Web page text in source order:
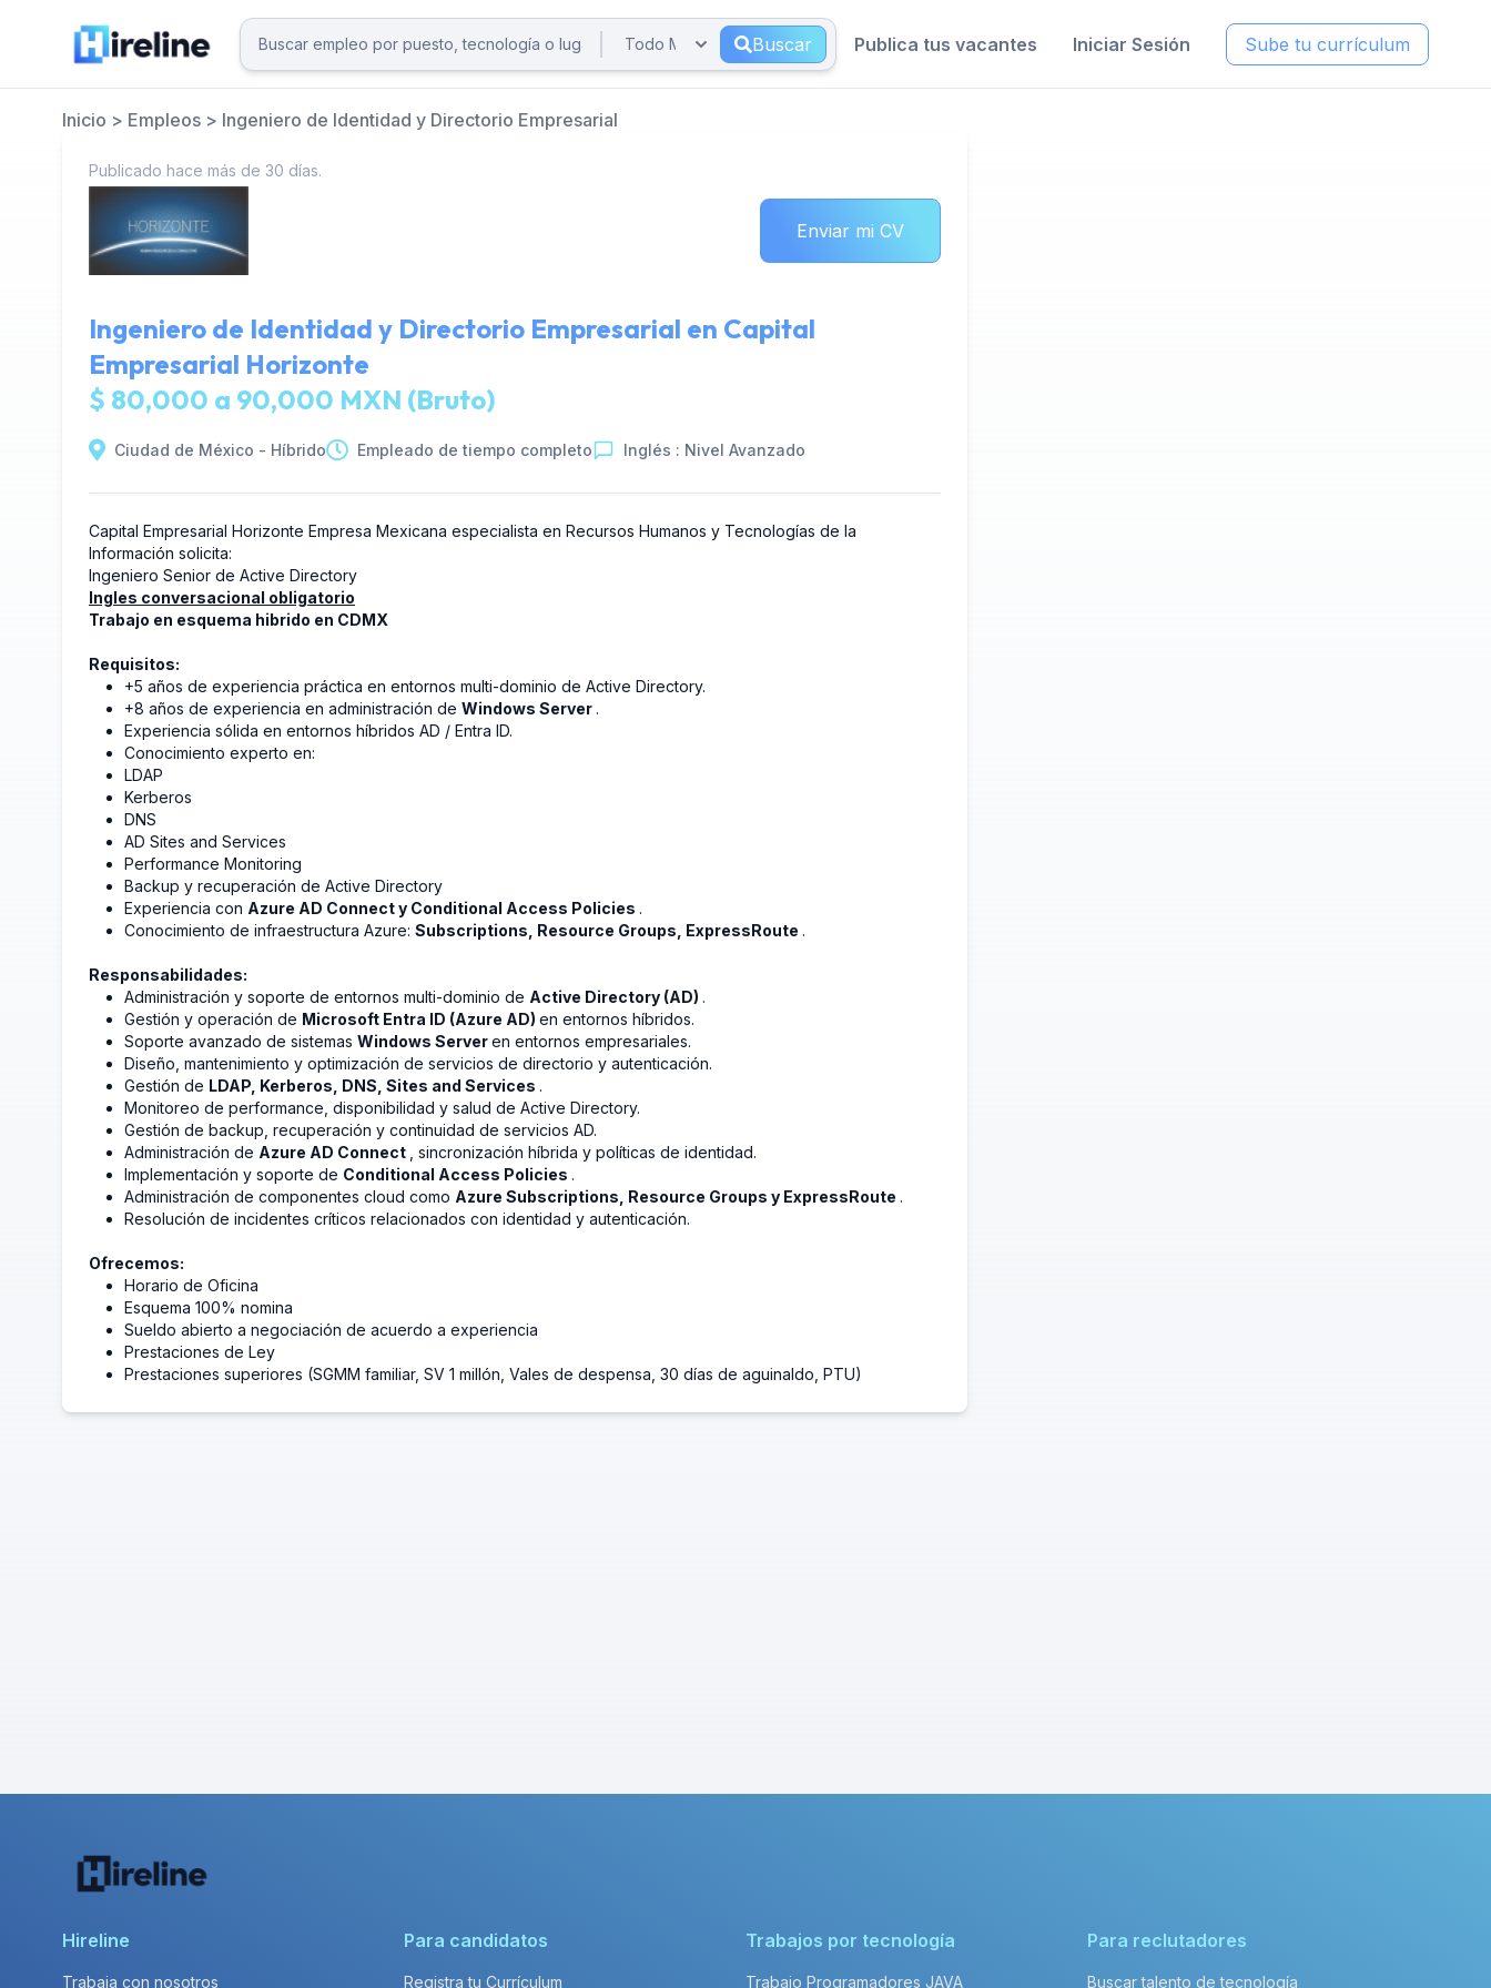
Buscar Publica tus vacantes Iniciar Sesión Sube tu currículum
Inicio > Empleos > Ingeniero de Identidad y Directorio Empresarial
Publicado hace más de 30 días.
Enviar mi CV
Ingeniero de Identidad y Directorio Empresarial en Capital
Empresarial Horizonte
$ 80,000 a 90,000 MXN (Bruto)
Ciudad de México - Híbrido Empleado de tiempo completo Inglés : Nivel Avanzado
Capital Empresarial Horizonte Empresa Mexicana especialista en Recursos Humanos y Tecnologías de la
Información solicita:
Ingeniero Senior de Active Directory
Ingles conversacional obligatorio
Trabajo en esquema hibrido en CDMX
Requisitos:
+5 años de experiencia práctica en entornos multi-dominio de Active Directory.
+8 años de experiencia en administración de Windows Server .
Experiencia sólida en entornos híbridos AD / Entra ID.
Conocimiento experto en:
LDAP
Kerberos
DNS
AD Sites and Services
Performance Monitoring
Backup y recuperación de Active Directory
Experiencia con Azure AD Connect y Conditional Access Policies .
Conocimiento de infraestructura Azure: Subscriptions, Resource Groups, ExpressRoute .
Responsabilidades:
Administración y soporte de entornos multi-dominio de Active Directory (AD) .
Gestión y operación de Microsoft Entra ID (Azure AD) en entornos híbridos.
Soporte avanzado de sistemas Windows Serveren entornos empresariales.
Diseño, mantenimiento y optimización de servicios de directorio y autenticación.
Gestión de LDAP, Kerberos, DNS, Sites and Services .
Monitoreo de performance, disponibilidad y salud de Active Directory.
Gestión de backup, recuperación y continuidad de servicios AD.
Administración de Azure AD Connect
, sincronización híbrida y políticas de identidad.
Implementación y soporte de Conditional Access Policies .
Administración de componentes cloud como Azure Subscriptions, Resource Groups y ExpressRoute .
Resolución de incidentes críticos relacionados con identidad y autenticación.
Ofrecemos:
Horario de Oficina
Esquema 100% nomina
Sueldo abierto a negociación de acuerdo a experiencia
Prestaciones de Ley
Prestaciones superiores (SGMM familiar, SV 1 millón, Vales de despensa, 30 días de aguinaldo, PTU)
Hireline
Trabaja con nosotros
Para candidatos
Registra tu Currículum
Trabajos por tecnología
Trabajo Programadores JAVA
Para reclutadores
Buscar talento de tecnología